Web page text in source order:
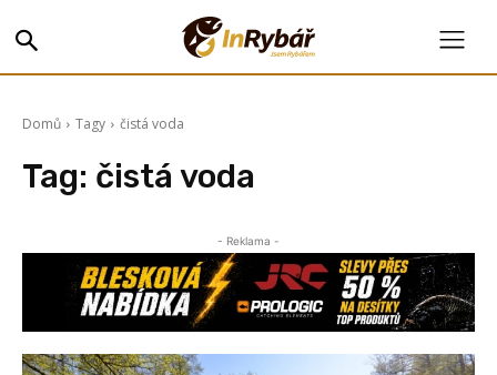
Domů Tagy čistá voda
Tag: čistá voda
- Reklama -